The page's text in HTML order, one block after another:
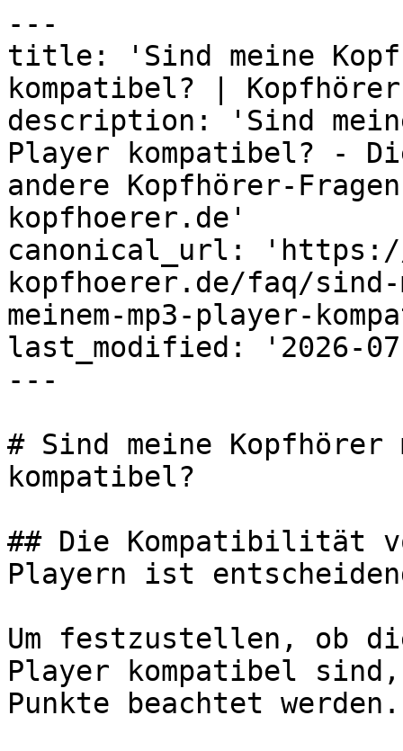
---
title: 'Sind meine
kompatibel? |
description: 'Sind
Player kompatibel? -
andere Kopfhörer-
kopfhoerer.de'
canonical_url: 'https://
kopfhoerer.de/faq/
meinem-mp3-player-
last_modified: '2026-
---
# Sind meine Kopfhörer
kompatibel?
## Die Kompatibilität
Playern ist
Um festzustellen, ob
Player kompatibel
Punkte beachtet werden.